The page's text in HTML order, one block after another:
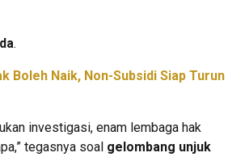
.
Boleh Naik, Non-Subsidi Siap Turun
investigasi, enam lembaga hak
tegasnya soal gelombang unjuk